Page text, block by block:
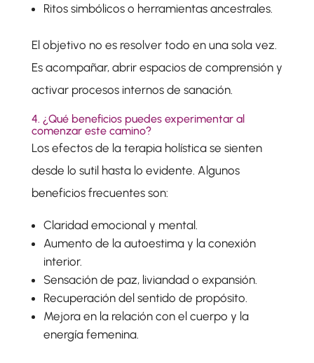
Ritos simbólicos o herramientas ancestrales.
El objetivo no es resolver todo en una sola vez.
Es acompañar, abrir espacios de comprensión y
activar procesos internos de sanación.
4. ¿Qué beneficios puedes experimentar al
comenzar este camino?
Los efectos de la terapia holística se sienten
desde lo sutil hasta lo evidente. Algunos
beneficios frecuentes son:
Claridad emocional y mental.
Aumento de la autoestima y la conexión
interior.
Sensación de paz, liviandad o expansión.
Recuperación del sentido de propósito.
Mejora en la relación con el cuerpo y la
energía femenina.